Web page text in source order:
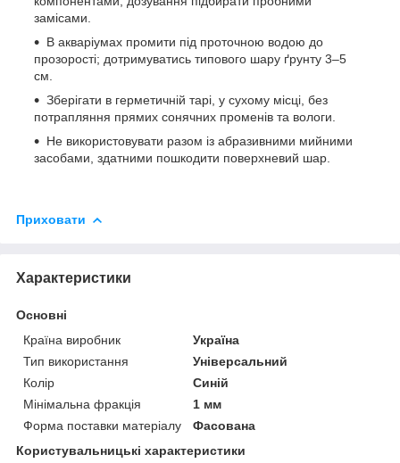
замісами.
В акваріумах промити під проточною водою до
прозорості; дотримуватись типового шару ґрунту 3–5
см.
Зберігати в герметичній тарі, у сухому місці, без
потрапляння прямих сонячних променів та вологи.
Не використовувати разом із абразивними мийними
засобами, здатними пошкодити поверхневий шар.
Приховати
Характеристики
Основні
Країна виробник
Україна
Тип використання
Універсальний
Колір
Синій
Мінімальна фракція
1 мм
Форма поставки матеріалу
Фасована
Користувальницькі характеристики